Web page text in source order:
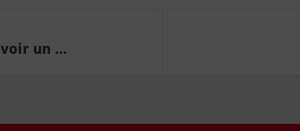
un ...